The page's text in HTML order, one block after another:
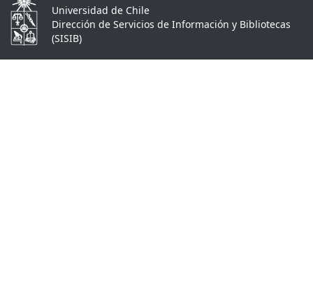
Universidad de Chile
Dirección de Servicios de Información y Bibliotecas
(SISIB)